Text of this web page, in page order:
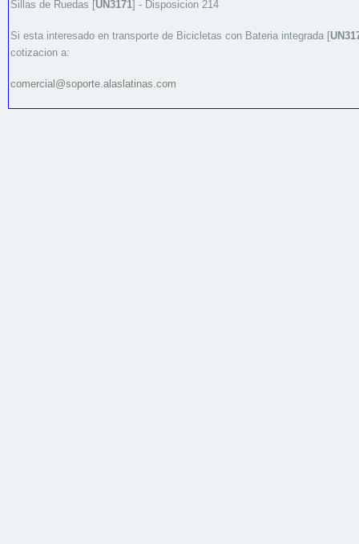
Sillas de Ruedas [UN3171] - Disposicion 214
Si esta interesado en transporte de Bicicletas con Bateria integrada [
cotizacion a:
comercial@soporte.alaslatinas.com